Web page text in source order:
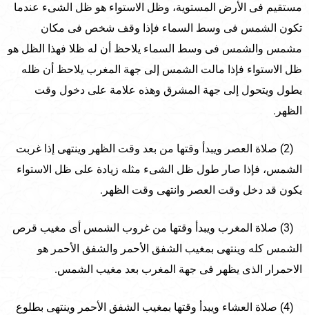
مستقيم فى الأرض المستوية، وظل الاستواء هو ظل الشىء عندما
تكون الشمس فى وسط السماء فإذا وقف شخص فى مكان
مشمس والشمس فى وسط السماء يلاحظ أن له ظلا فهذا الظل هو
ظل الاستواء فإذا مالت الشمس إلى جهة المغرب يلاحظ أن ظله
يطول ويتحول إلى جهة المشرق وهذه علامة على دخول وقت
الظهر.
(2) صلاة العصر ويبدأ وقتها من بعد وقت الظهر وينتهى إذا غربت
الشمس، فإذا صار طول ظل الشىء مثله زيادة على ظل الاستواء
يكون قد دخل وقت العصر وانتهى وقت الظهر.
(3) صلاة المغرب ويبدأ وقتها من غروب الشمس أى مغيب قرص
الشمس كله وينتهى بمغيب الشفق الأحمر والشفق الأحمر هو
الاحمرار الذى يظهر فى جهة المغرب بعد مغيب الشمس.
(4) صلاة العشاء ويبدأ وقتها بمغيب الشفق الأحمر وينتهى بطلوع